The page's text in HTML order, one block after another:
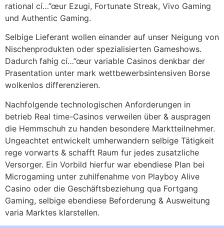
rational cí…”œur Ezugi, Fortunate Streak, Vivo Gaming
und Authentic Gaming.
Selbige Lieferant wollen einander auf unser Neigung von
Nischenprodukten oder spezialisierten Gameshows.
Dadurch fahig cí…”œur variable Casinos denkbar der
Prasentation unter mark wettbewerbsintensiven Borse
wolkenlos differenzieren.
Nachfolgende technologischen Anforderungen in
betrieb Real time-Casinos verweilen über & auspragen
die Hemmschuh zu handen besondere Marktteilnehmer.
Ungeachtet entwickelt umherwandern selbige Tätigkeit
rege vorwarts & schafft Raum fur jedes zusatzliche
Versorger. Ein Vorbild hierfur war ebendiese Plan bei
Microgaming unter zuhilfenahme von Playboy Alive
Casino oder die Geschäftsbeziehung qua Fortgang
Gaming, selbige ebendiese Beforderung & Ausweitung
varia Marktes klarstellen.